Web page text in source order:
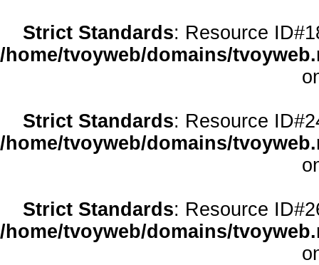
Strict Standards: Resource
/home/tvoyweb/domains/
Strict Standards: Resource
/home/tvoyweb/domains/
Strict Standards: Resource
/home/tvoyweb/domains/